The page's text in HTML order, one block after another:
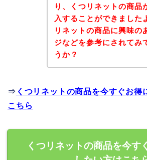
り、くつリネットの商品
入することができました
リネットの商品に興味の
ジなどを参考にされてみ
うか？
⇒ くつリネットの商品を今すぐお得
こちら
くつリネットの商品を今す